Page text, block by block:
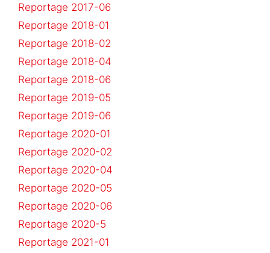
Reportage 2017-06
Reportage 2018-01
Reportage 2018-02
Reportage 2018-04
Reportage 2018-06
Reportage 2019-05
Reportage 2019-06
Reportage 2020-01
Reportage 2020-02
Reportage 2020-04
Reportage 2020-05
Reportage 2020-06
Reportage 2020-5
Reportage 2021-01